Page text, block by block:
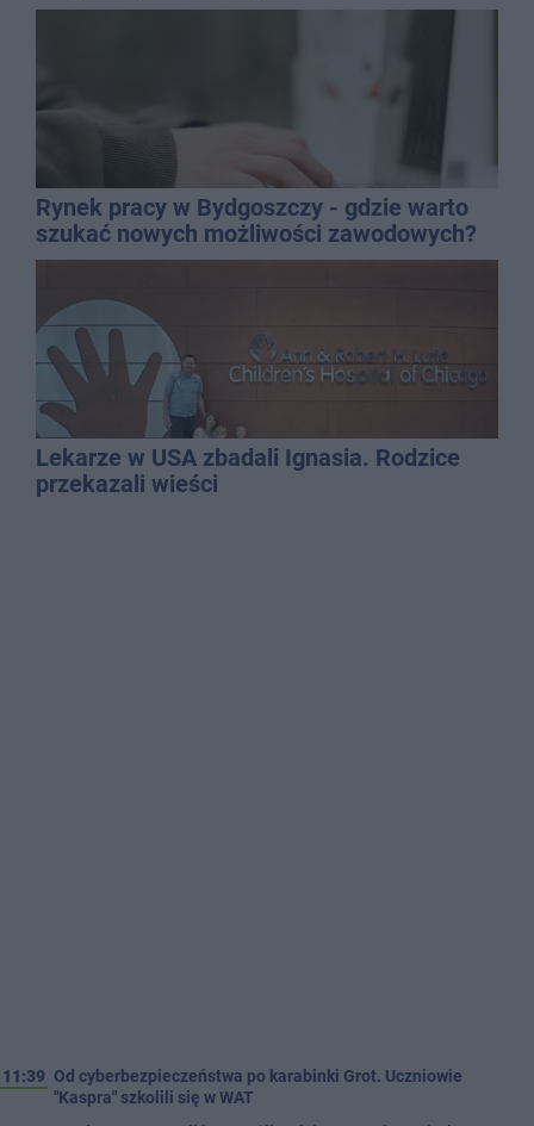
Rynek pracy w Bydgoszczy - gdzie warto
szukać nowych możliwości zawodowych?
Lekarze w USA zbadali Ignasia. Rodzice
przekazali wieści
11:39 Od cyberbezpieczeństwa po karabinki Grot. Uczniowie
"Kaspra" szkolili się w WAT